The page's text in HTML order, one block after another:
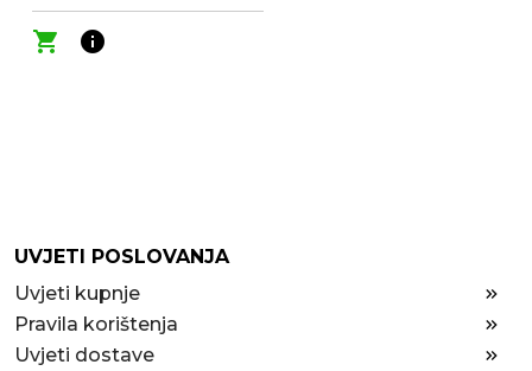
shopping_cart
info
UVJETI POSLOVANJA
Uvjeti kupnje
Pravila korištenja
Uvjeti dostave